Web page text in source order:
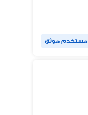
مستخدم موثق